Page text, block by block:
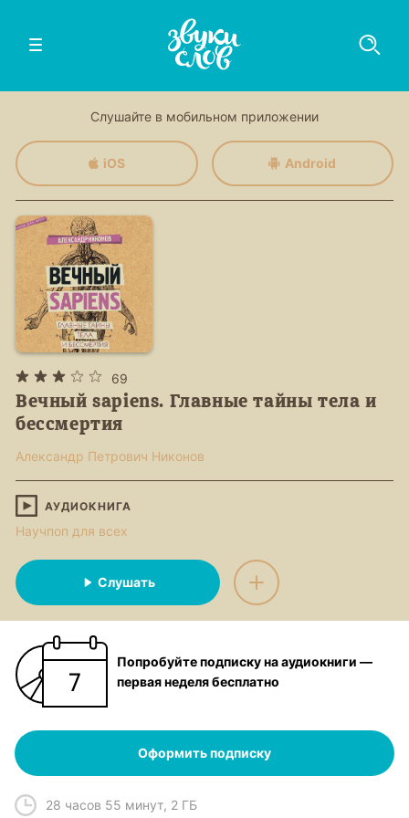
Слушайте в мобильном приложении
iOS Android
69
Вечный sapiens. Главные тайны тела и
бессмертия
Александр Петрович Никонов
АУДИОКНИГА
Научпоп для всех
Слушать
Попробуйте подписку на аудиокниги —
первая неделя бесплатно
Оформить подписку
28 часов 55 минут, 2 ГБ